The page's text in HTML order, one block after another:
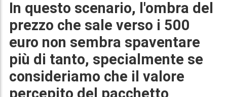
In questo scenario, l'ombra del
prezzo che sale verso i 500
euro non sembra spaventare
più di tanto, specialmente se
consideriamo che il valore
percepito del pacchetto